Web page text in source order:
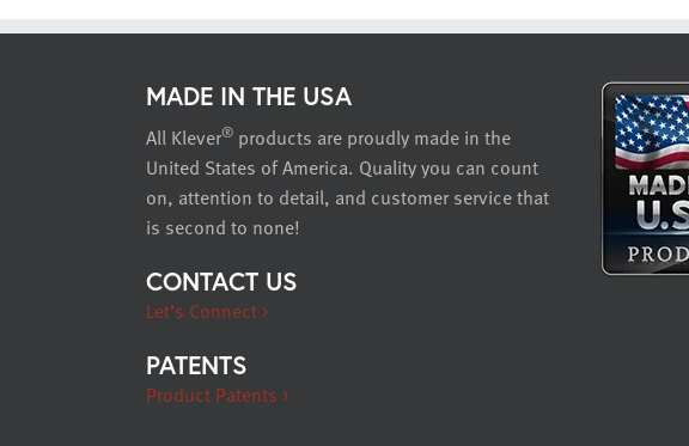
MADE IN THE USA
All Klever® products are proudly made in the
United States of America. Quality you can count
on, attention to detail, and customer service that
is second to none!
CONTACT US
Let’s Connect >
PATENTS
Product Patents >